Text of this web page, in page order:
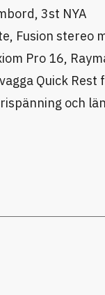
3st NYA
Fusion stereo
Pro 16,
Quick Rest
och